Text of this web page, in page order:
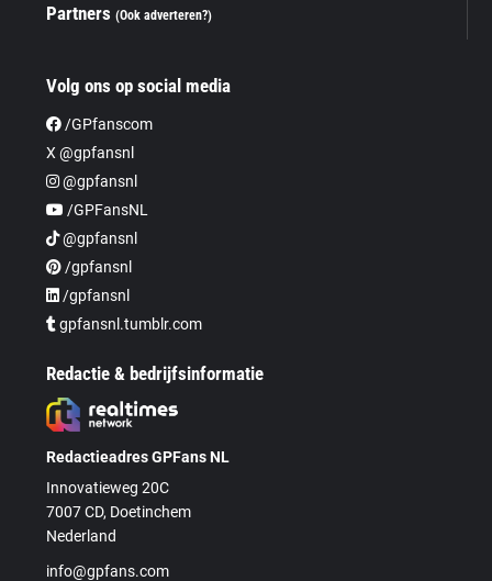
Partners(Ook adverteren?)
Volg ons op social media
/GPfanscom
X @gpfansnl
@gpfansnl
/GPFansNL
@gpfansnl
/gpfansnl
/gpfansnl
gpfansnl.tumblr.com
Redactie & bedrijfsinformatie
Redactieadres GPFans NL
Innovatieweg 20C
7007 CD, Doetinchem
Nederland
info@gpfans.com